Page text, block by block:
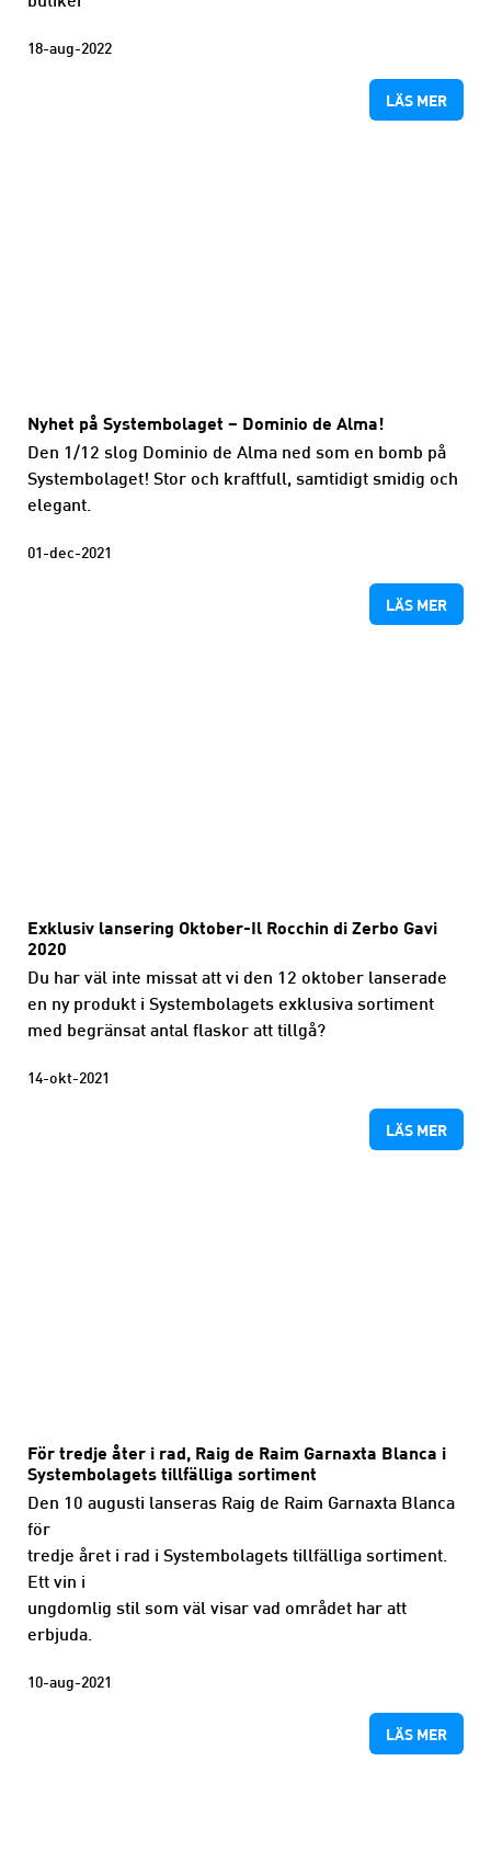
18-aug-2022
LÄS MER
Nyhet på Systembolaget – Dominio de Alma!
Den 1/12 slog Dominio de Alma ned som en bomb på
Systembolaget! Stor och kraftfull, samtidigt smidig och
elegant.
01-dec-2021
LÄS MER
Exklusiv lansering Oktober-Il Rocchin di Zerbo Gavi
2020
Du har väl inte missat att vi den 12 oktober lanserade
en ny produkt i Systembolagets exklusiva sortiment
med begränsat antal flaskor att tillgå?
14-okt-2021
LÄS MER
För tredje åter i rad, Raig de Raim Garnaxta Blanca i
Systembolagets tillfälliga sortiment
Den 10 augusti lanseras Raig de Raim Garnaxta Blanca
för
tredje året i rad i Systembolagets tillfälliga sortiment.
Ett vin i
ungdomlig stil som väl visar vad området har att
erbjuda.
10-aug-2021
LÄS MER